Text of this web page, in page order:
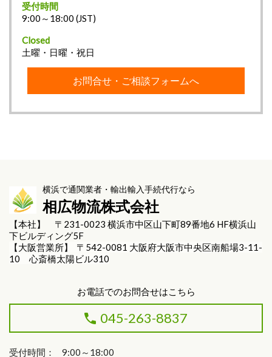
受付時間
9:00～18:00 (JST)
Closed
土曜・日曜・祝日
お問合せ・ご相談フォームへ
横浜で通関業者・輸出輸入手続代行なら
相広物流株式会社
【本社】 〒231-0023 横浜市中区山下町89番地6 HF横浜山
下ビルディング5F
【大阪営業所】 〒542-0081 大阪府大阪市中央区南船場3-11-
10 心斎橋太陽ビル310
お電話でのお問合せはこちら
045-263-8837
受付時間： 9:00～18:00